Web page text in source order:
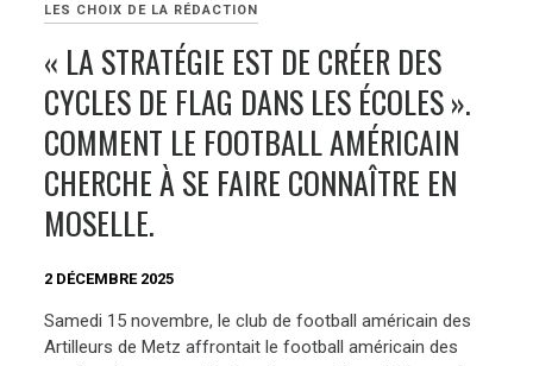
LES CHOIX DE LA RÉDACTION
« LA STRATÉGIE EST DE CRÉER DES
CYCLES DE FLAG DANS LES ÉCOLES ».
COMMENT LE FOOTBALL AMÉRICAIN
CHERCHE À SE FAIRE CONNAÎTRE EN
MOSELLE.
2 DÉCEMBRE 2025
Samedi 15 novembre, le club de football américain des
Artilleurs de Metz affrontait le football américain des